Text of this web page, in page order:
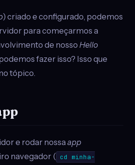
) criado e configurado, podemos
para começarmos a
de nossoHello
fazer isso? Isso que
tópico.
e rodar nossaapp
navegador ( cd minha-